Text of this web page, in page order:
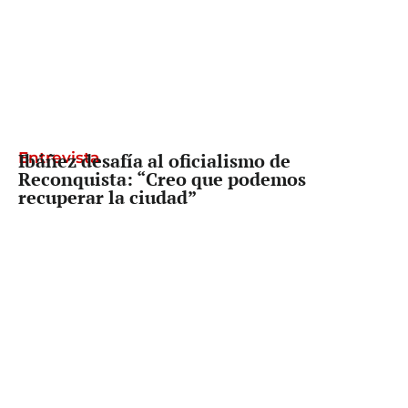
Entrevista
Ibáñez desafía al oficialismo de
Reconquista: “Creo que podemos
recuperar la ciudad”